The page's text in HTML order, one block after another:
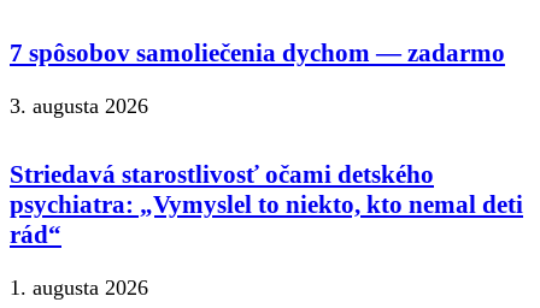
7 spôsobov samoliečenia dychom — zadarmo
3. augusta 2026
Striedavá starostlivosť očami detského
psychiatra: „Vymyslel to niekto, kto nemal deti
rád“
1. augusta 2026